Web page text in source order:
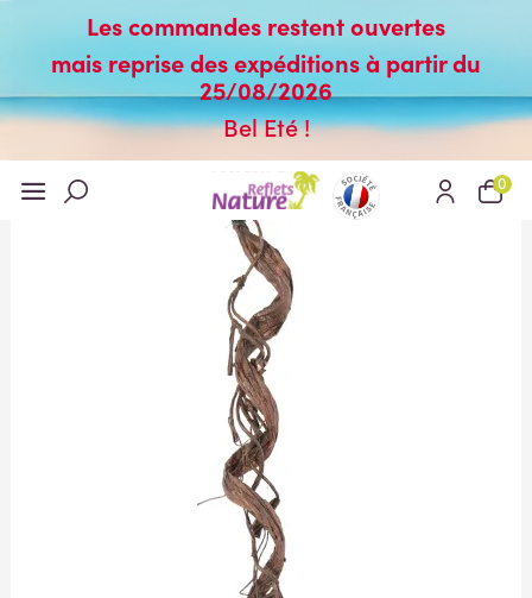
Les commandes restent ouvertes
mais reprise des expéditions à partir du
25/08/2026
Bel Eté !
0